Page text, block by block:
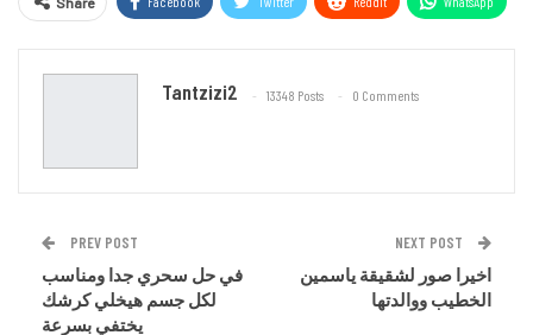
Tantzizi2 13348 Posts 0 Comments
PREV POST
في حل سحري جدا ومناسب
لكل جسم هيخلي كرشك
يختفي بسرعة
NEXT POST
اخيرا صور لشقيقة ياسمين
الخطيب ووالدتها